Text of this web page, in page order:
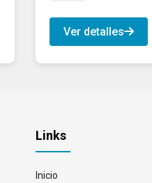
Ver detalles
Links
Inicio